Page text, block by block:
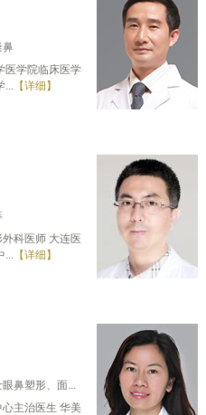
鼻
医学院临床医学
... 【详细】
科医师 大连医
... 【详细】
鼻塑形、面...
主治医生 华美